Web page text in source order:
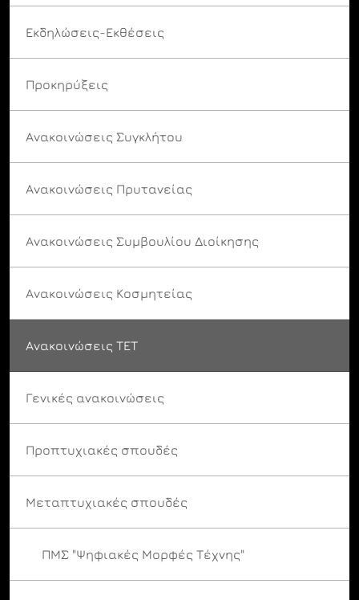
Εκδηλώσεις-Εκθέσεις
Προκηρύξεις
Ανακοινώσεις Συγκλήτου
Ανακοινώσεις Πρυτανείας
Ανακοινώσεις Συμβουλίου Διοίκησης
Ανακοινώσεις Κοσμητείας
Ανακοινώσεις ΤΕΤ
Γενικές ανακοινώσεις
Προπτυχιακές σπουδές
Μεταπτυχιακές σπουδές
ΠΜΣ "Ψηφιακές Μορφές Τέχνης"